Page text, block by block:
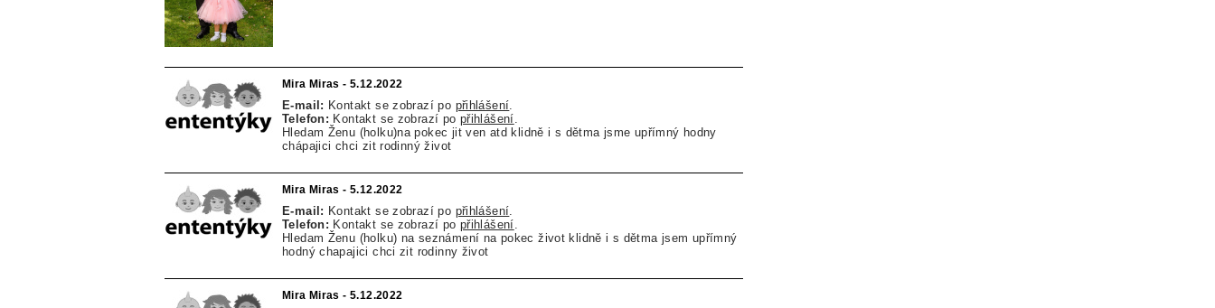
Mira Miras - 5.12.2022
E-mail: Kontakt se zobrazí po přihlášení
Telefon: Kontakt se zobrazí po přihlášení
Hledam Ženu (holku)na pokec jit ven atd klidně i s dětma jsme upřímný hodny
chápajici chci zit rodinný život
Mira Miras - 5.12.2022
E-mail: Kontakt se zobrazí po přihlášení
Telefon: Kontakt se zobrazí po přihlášení
Hledam Ženu (holku) na seznámení na pokec život klidně i s dětma jsem upřímný
hodný chapajici chci zit rodinny život
Mira Miras - 5.12.2022